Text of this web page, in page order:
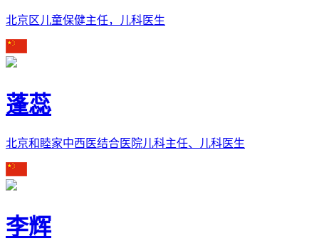
北京区儿童保健主任，儿科医生
蓬蕊
北京和睦家中西医结合医院儿科主任、儿科医生
李辉